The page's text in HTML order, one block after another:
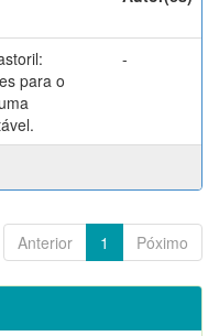
para o
-
Anterior 1 Póximo